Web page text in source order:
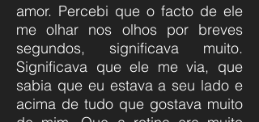
amor. Percebi que o facto de ele
me olhar nos olhos por breves
segundos, significava muito.
Significava que ele me via, que
sabia que eu estava a seu lado e
acima de tudo que gostava muito